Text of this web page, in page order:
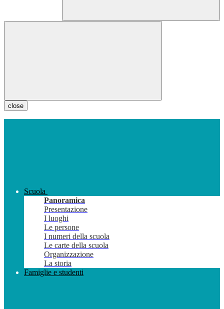
close
Scuola
Panoramica
Presentazione
I luoghi
Le persone
I numeri della scuola
Le carte della scuola
Organizzazione
La storia
Famiglie e studenti